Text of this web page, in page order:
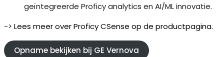
geïntegreerde Proficy analytics en AI/ML innovatie.
-> Lees meer over Proficy CSense op de productpagina.
Opname bekijken bij GE Vernova